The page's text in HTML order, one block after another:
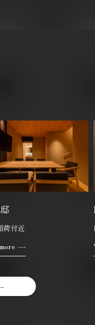
KyoranVilla四天王寺
四天王寺付近
View more